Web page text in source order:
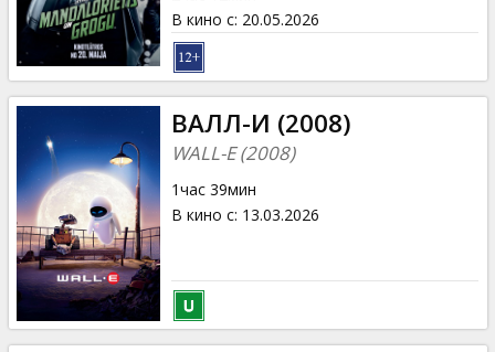
B2B
Клуб
В кино с: 20.05.2026
ВАЛЛ-И (2008)
WALL-E (2008)
1час 39мин
В кино с: 13.03.2026